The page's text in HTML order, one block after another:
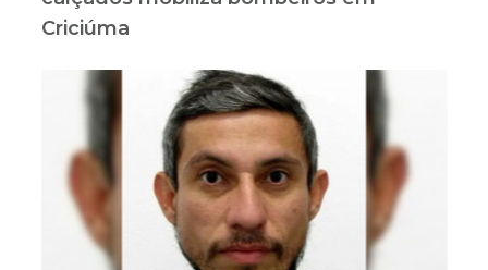
Criciúma